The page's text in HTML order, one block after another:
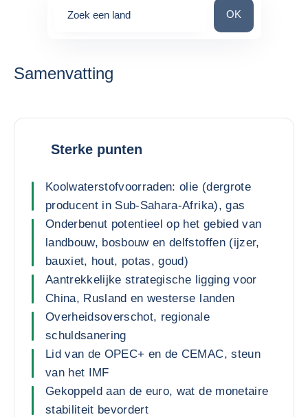
Zoek een land Zoek een land
OK
Samenvatting
Sterke punten
Koolwaterstofvoorraden: olie (dergrote
producent in Sub-Sahara-Afrika), gas
Onderbenut potentieel op het gebied van
landbouw, bosbouw en delfstoffen (ijzer,
bauxiet, hout, potas, goud)
Aantrekkelijke strategische ligging voor
China, Rusland en westerse landen
Overheidsoverschot, regionale
schuldsanering
Lid van de OPEC+ en de CEMAC, steun
van het IMF
Gekoppeld aan de euro, wat de monetaire
stabiliteit bevordert